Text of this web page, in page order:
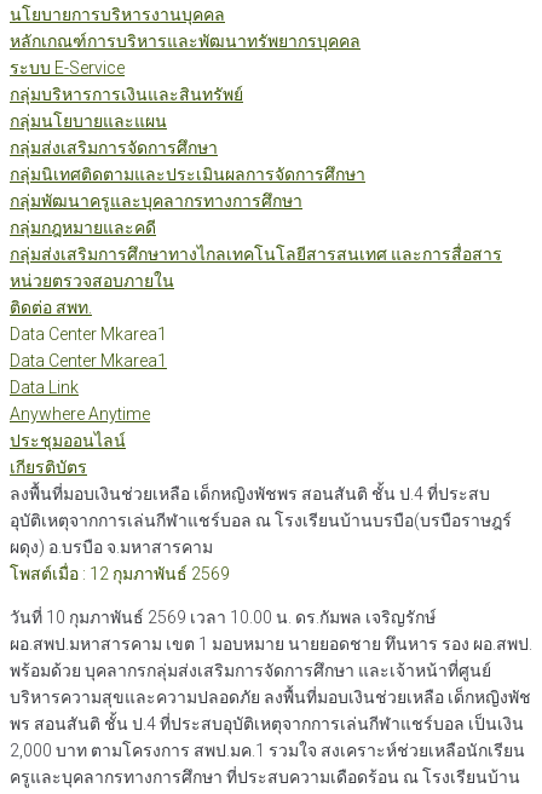
นโยบายการบริหารงานบุคคล
หลักเกณฑ์การบริหารและพัฒนาทรัพยากรบุคคล
ระบบ E-Service
กลุ่มบริหารการเงินและสินทรัพย์
กลุ่มนโยบายและแผน
กลุ่มส่งเสริมการจัดการศึกษา
กลุ่มนิเทศติดตามและประเมินผลการจัดการศึกษา
กลุ่มพัฒนาครูและบุคลากรทางการศึกษา
กลุ่มกฎหมายและคดี
กลุ่มส่งเสริมการศึกษาทางไกลเทคโนโลยีสารสนเทศ และการสื่อสาร
หน่วยตรวจสอบภายใน
ติดต่อ สพท.
Data Center Mkarea1
Data Center Mkarea1
Data Link
Anywhere Anytime
ประชุมออนไลน์
เกียรติบัตร
ลงพื้นที่มอบเงินช่วยเหลือ เด็กหญิงพัชพร สอนสันติ ชั้น ป.4 ที่ประสบ
อุบัติเหตุจากการเล่นกีฬาแชร์บอล ณ โรงเรียนบ้านบรบือ(บรบือราษฎร์
ผดุง) อ.บรบือ จ.มหาสารคาม
โพสต์เมื่อ : 12 กุมภาพันธ์ 2569
วันที่ 10 กุมภาพันธ์ 2569 เวลา 10.00 น. ดร.กัมพล เจริญรักษ์
ผอ.สพป.มหาสารคาม เขต 1 มอบหมาย นายยอดชาย ทึนหาร รอง ผอ.สพป.
พร้อมด้วย บุคลากรกลุ่มส่งเสริมการจัดการศึกษา และเจ้าหน้าที่ศูนย์
บริหารความสุขและความปลอดภัย ลงพื้นที่มอบเงินช่วยเหลือ เด็กหญิงพัช
พร สอนสันติ ชั้น ป.4 ที่ประสบอุบัติเหตุจากการเล่นกีฬาแชร์บอล เป็นเงิน
2,000 บาท ตามโครงการ สพป.มค.1 รวมใจ สงเคราะห์ช่วยเหลือนักเรียน
ครูและบุคลากรทางการศึกษา ที่ประสบความเดือดร้อน ณ โรงเรียนบ้าน